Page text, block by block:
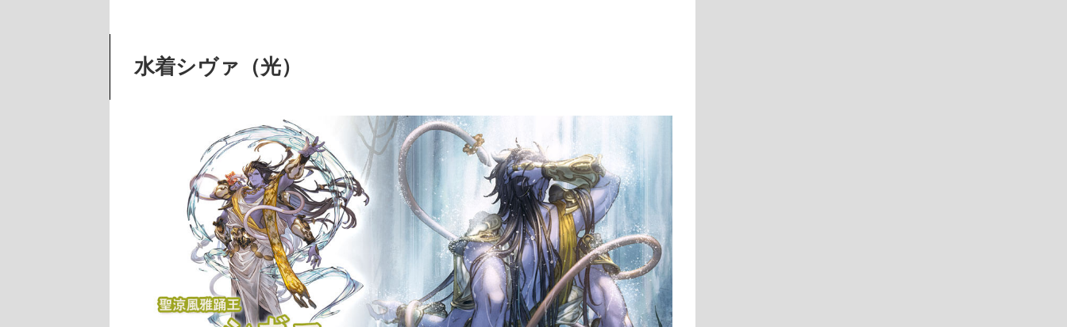
水着シヴァ（光）